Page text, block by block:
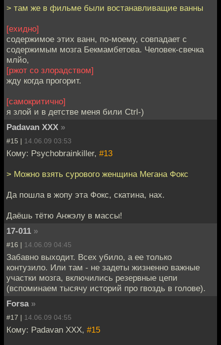
> там же в фильме были востанавливащие ванны
[ехидно]
содержимое этих ванн, по-моему, совпадает с
содержимым мозга Бекмамбетова. Человек-свечка
млйо,
[ржот со злорадством]
жду когда прогорит.
[самокритично]
я злой и в детстве меня били Ctrl-)
Padavan XXX »
#15 | 14.06.09 03:53
Кому: Psychobrainkiller, #13
> Можно взять сурового женщина Мегана Фокс
Да пошла в жопу эта Фокс, скатина, нах.
Даёшь тётю Анжэлу в массы!
17-011 »
#16 | 14.06.09 04:45
Забавно выходит. Всех убило, а ее только
контузило. Или там - не задеты жизненно важные
участки мозга, включились резервные цепи
(вспоминаем тысячу историй про гвоздь в голове).
Forsa »
#17 | 14.06.09 04:55
Кому: Padavan XXX, #15